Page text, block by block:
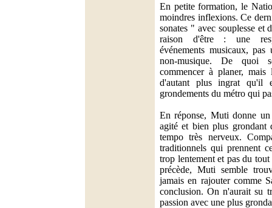
En petite formation, le
moindres inflexions. Ce
sonates " avec souplesse et
raison d'être : une
événements musicaux,
non-musique. De quoi
commencer à planer,
d'autant plus ingrat qu'il
grondements du métro qui
En réponse, Muti donne
agité et bien plus grondant
tempo très nerveux.
traditionnels qui prennent
trop lentement et pas du
précède, Muti semble
jamais en rajouter comme
conclusion. On n'aurait su
passion avec une plus